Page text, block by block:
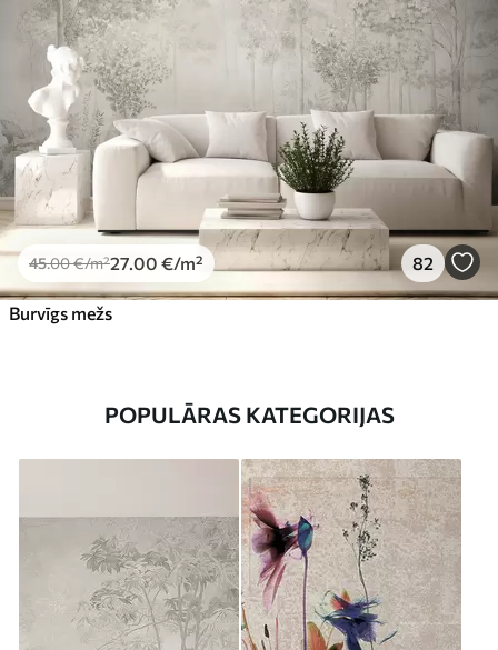
45.00€/m²27 .00 €/m² 82
Burvīgs mežs
POPULĀRAS KATEGORIJAS